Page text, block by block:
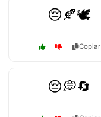
😔🍂🕊️
Copiar
😔💭🔄